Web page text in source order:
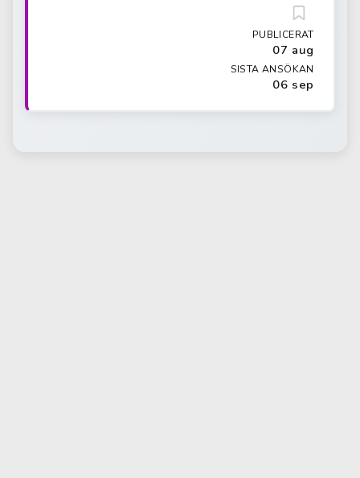
PUBLICERAT
07 aug
SISTA ANSÖKAN
06 sep